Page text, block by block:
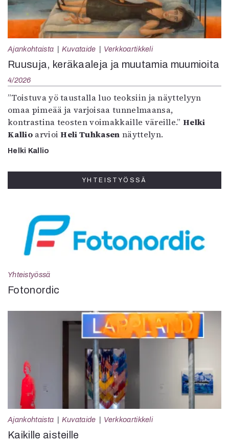
Ajankohtaista Kuvataide Verkkoartikkeli
Ruusuja, keräkaaleja ja muutamia muumioita
4/2026
”Toistuva yö taustalla luo teoksiin ja näyttelyyn
omaa pimeää ja varjoisaa tunnelmaansa,
kontrastina teosten voimakkaille väreille.”Helki
KallioarvioiHeli Tuhkasen näyttelyn.
Helki Kallio
YHTEISTYÖSSÄ
Yhteistyössä
Fotonordic
Ajankohtaista Kuvataide Verkkoartikkeli
Kaikille aisteille